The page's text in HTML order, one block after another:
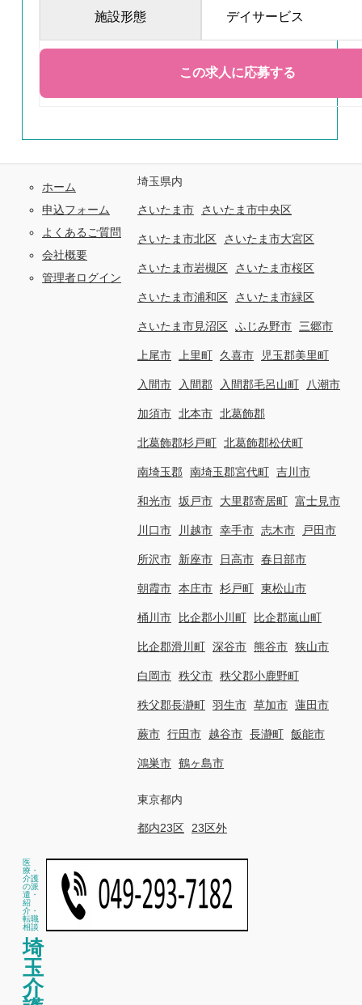
施設形態 デイサービス
ホーム
申込フォーム
よくあるご質問
会社概要
管理者ログイン
埼玉県内
さいたま市 さいたま市中央区
さいたま市北区 さいたま市大宮区
さいたま市岩槻区 さいたま市桜区
さいたま市浦和区 さいたま市緑区
さいたま市見沼区 ふじみ野市 三郷市
上尾市 上里町 久喜市 児玉郡美里町
入間市 入間郡 入間郡毛呂山町 八潮市
加須市 北本市 北葛飾郡
北葛飾郡杉戸町 北葛飾郡松伏町
南埼玉郡 南埼玉郡宮代町 吉川市
和光市 坂戸市 大里郡寄居町 富士見市
川口市 川越市 幸手市 志木市 戸田市
所沢市 新座市 日高市 春日部市
朝霞市 本庄市 杉戸町 東松山市
桶川市 比企郡小川町 比企郡嵐山町
比企郡滑川町 深谷市 熊谷市 狭山市
白岡市 秩父市 秩父郡小鹿野町
秩父郡長瀞町 羽生市 草加市 蓮田市
蕨市 行田市 越谷市 長瀞町 飯能市
鴻巣市 鶴ヶ島市
東京都内
都内23区 23区外
医
療・
介護
の派
遣・
紹
介・
転職
相談
埼
玉
介